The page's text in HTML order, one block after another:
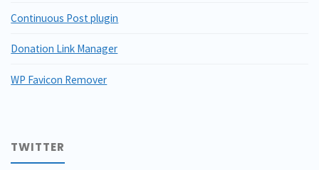
Continuous Post plugin
Donation Link Manager
WP Favicon Remover
TWITTER